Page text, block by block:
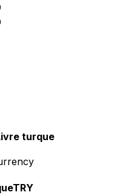
turque
TRY